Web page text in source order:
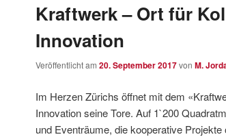
Kraftwerk – Ort für
Innovation
Veröffentlicht am 20. September 2017von M.
Im Herzen Zürichs öffnet mit dem
Innovation seine Tore. Auf 1`200
und Eventräume, die kooperative